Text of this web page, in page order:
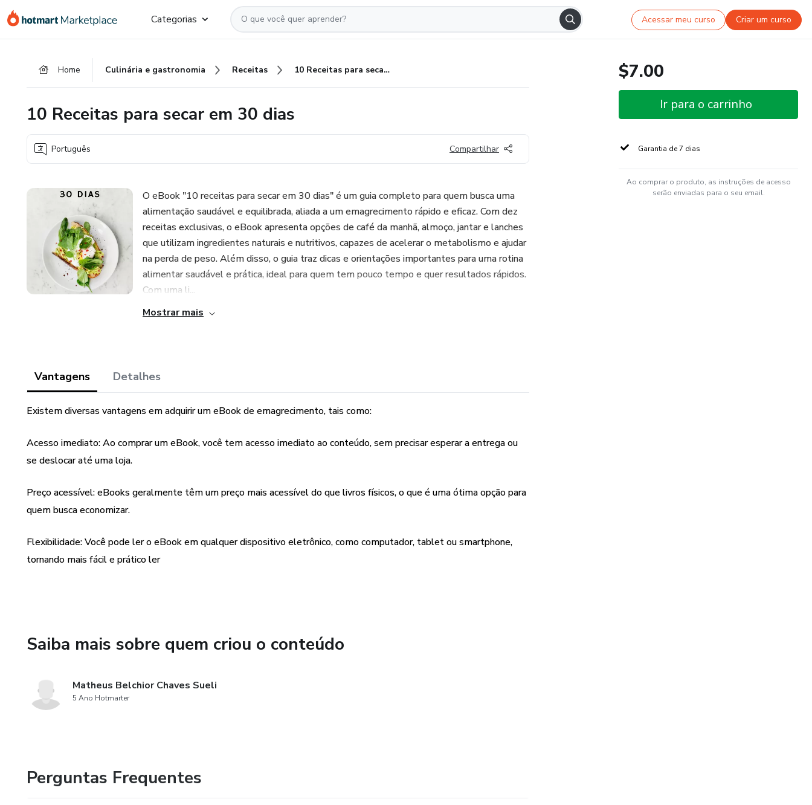
para
para
para
Categorias Acessar meu curso Criar um curso
Home Culinária e gastronomia Receitas 10 Receitas para secar em 30 dias
10 Receitas para secar em 30 dias
Português Compartilhar
O eBook "10 receitas para secar em 30 dias" é um guia completo para quem busca uma
alimentação saudável e equilibrada, aliada a um emagrecimento rápido e eficaz. Com dez
receitas exclusivas, o eBook apresenta opções de café da manhã, almoço, jantar e lanches
que utilizam ingredientes naturais e nutritivos, capazes de acelerar o metabolismo e ajudar
na perda de peso. Além disso, o guia traz dicas e orientações importantes para uma rotina
alimentar saudável e prática, ideal para quem tem pouco tempo e quer resultados rápidos.
Com uma li...
Mostrar mais
Vantagens Detalhes
Existem diversas vantagens em adquirir um eBook de emagrecimento, tais como:
Acesso imediato: Ao comprar um eBook, você tem acesso imediato ao conteúdo, sem precisar esperar a entrega ou
se deslocar até uma loja.
Preço acessível: eBooks geralmente têm um preço mais acessível do que livros físicos, o que é uma ótima opção para
quem busca economizar.
Flexibilidade: Você pode ler o eBook em qualquer dispositivo eletrônico, como computador, tablet ou smartphone,
tornando mais fácil e prático ler
Saiba mais sobre quem criou o conteúdo
Matheus Belchior Chaves Sueli
5 Ano Hotmarter
Perguntas Frequentes
$7.00
Ir para o carrinho
Garantia de 7 dias
Ao comprar o produto, as instruções de acesso
serão enviadas para o seu email.